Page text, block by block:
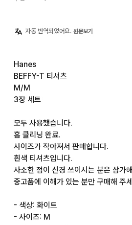
자동 번역되었어요. 원문보기
Hanes
BEFFY-T 티셔츠
M/M
3장 세트
모두 사용했습니다.
홈 클리닝 완료.
사이즈가 작아져서 판매합니다.
흰색 티셔츠입니다.
사소한 점이 신경 쓰이시는 분은 삼가
중고품에 이해가 있는 분만 구매해 주
- 색상: 화이트
- 사이즈: M